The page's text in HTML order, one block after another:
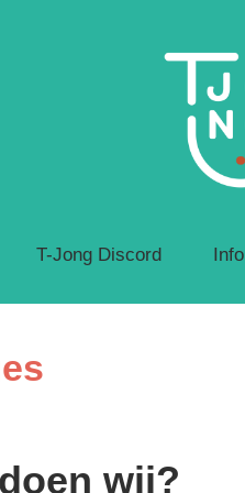
voor
personen
T-Jong Discord Info
wij?